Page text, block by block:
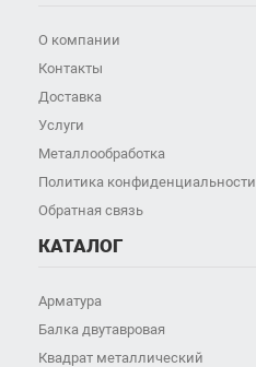
О компании
Контакты
Доставка
Услуги
Металлообработка
Политика конфиденциальности
Обратная связь
КАТАЛОГ
Арматура
Балка двутавровая
Квадрат металлический